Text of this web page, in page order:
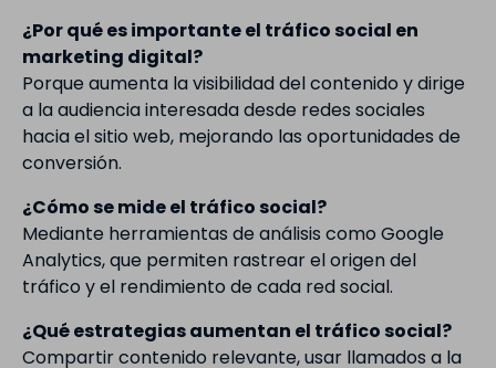
¿Por qué es importante el tráfico social en
marketing digital?
Porque aumenta la visibilidad del contenido y dirige
a la audiencia interesada desde redes sociales
hacia el sitio web, mejorando las oportunidades de
conversión.
¿Cómo se mide el tráfico social?
Mediante herramientas de análisis como Google
Analytics, que permiten rastrear el origen del
tráfico y el rendimiento de cada red social.
¿Qué estrategias aumentan el tráfico social?
Compartir contenido relevante, usar llamados a la